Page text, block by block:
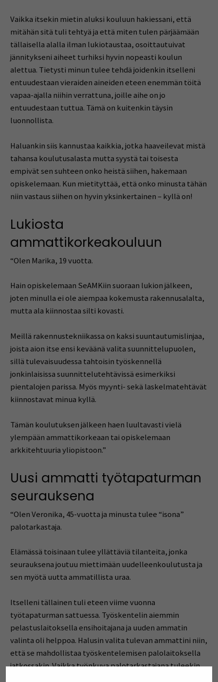
Vaikka itsekin mietin aluksi kouluun hakiessani, että
mitähän sitä tuli tehtyä ja että miten tulen pärjäämään
tällaisella alalla ilman lukiotaustaa, osoittautuivat
jännitykseni aiheet turhiksi hyvin nopeasti koulun
alettua. Tietysti minun tulee tehdä joidenkin itselleni
entuudestaan vieraiden aineiden eteen enemmän töitä
vapaa-ajalla niihin verrattuna, joille aihe on jo
entuudestaan tuttua. Tämä on kuitenkin täysin
luonnollista.
Haluankin siis kannustaa kaikkia, jotka haaveilevat mistä
tahansa koulutusalasta mutta syystä tai toisesta
empivät sen suhteen onko heistä siihen, hakemaan
opiskelemaan. Kun mietityttää, että onko minusta tähän
niin vastaus siihen on hyvin yksinkertainen – kyllä on!
Lukiosta
ammattikorkeakouluun
“Olen Marika, 19 vuotta.
Hain opiskelemaan SeAMKiin suoraan lukion jälkeen,
joten minulla ei ole aiempaa kokemusta rakennusalalta,
mutta ala kiinnostaa silti kovasti.
Meillä rakennustekniikassa on kaksi suuntautumislinjaa,
joista aion itse ensi keväänä valita suunnittelupuolen,
sillä tulevaisuudessa tahtoisin työskennellä
jonkinlaisissa suunnittelutehtävissä esimerkiksi
pientalojen parissa. Myös myynti- sekä laskelmatehtävät
kiinnostavat minua kyllä.
Tämän koulutuksen jälkeen haen luultavasti vielä
ylempään ammattikorkeaan tai opiskelemaan
arkkitehtuuria yliopistoon.”
Uusi ammatti työtapaturman
seurauksena
“Olen Veronika, 45-vuotta ja minusta tulee “isona”
palotarkastaja.
Elämässä toisinaan tulee yllättäviä tilanteita, jonka
seurauksena joutuu miettimään uudelleenkoulutusta ja
sen myötä uutta ammatillista uraa.
Itselleni tällainen tuli eteen viime vuonna
työtapaturman sattuessa. Työskentelin aiemmin
pelastuslaitoksella ensihoitajana ja uuden ammatin
valinta oli helppoa. Halusin valita tulevan ammattini niin,
että se mahdollistaa työskentelemisen palolaitoksella
jatkossakin. Vaikka työnkuva palotarkastajana tuleekin